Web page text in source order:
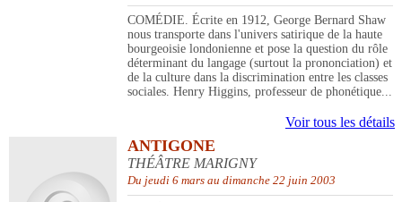
COMÉDIE. Écrite en 1912, George Bernard Shaw
nous transporte dans l'univers satirique de la haute
bourgeoisie londonienne et pose la question du rôle
déterminant du langage (surtout la prononciation) et
de la culture dans la discrimination entre les classes
sociales. Henry Higgins, professeur de phonétique...
Voir tous les détails
ANTIGONE
THÉÂTRE MARIGNY
Du jeudi 6 mars au dimanche 22 juin 2003